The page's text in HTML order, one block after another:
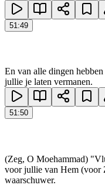
51:49
En van alle dingen
jullie je laten vermanen.
51:50
(Zeg, O Moehammad)
voor jullie van Hem (voor
waarschuwer.